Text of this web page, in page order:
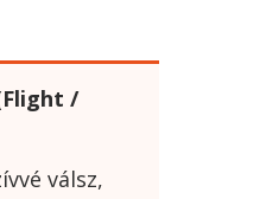
/
válsz,